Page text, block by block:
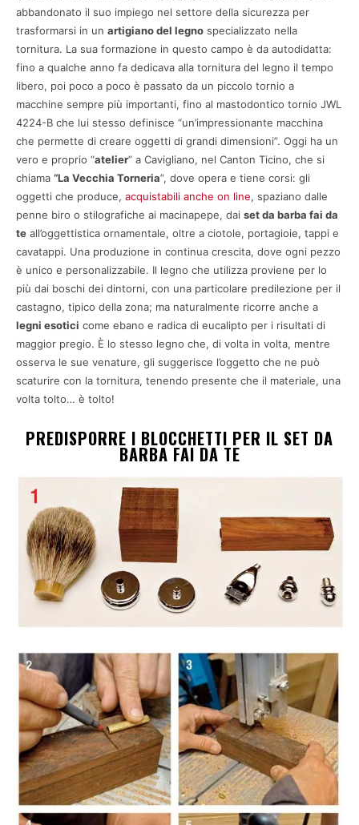
abbandonato il suo impiego nel settore della sicurezza per
trasformarsi in un artigiano del legno specializzato nella
tornitura. La sua formazione in questo campo è da autodidatta:
fino a qualche anno fa dedicava alla tornitura del legno il tempo
libero, poi poco a poco è passato da un piccolo tornio a
macchine sempre più importanti, fino al mastodontico tornio JWL
4224-B che lui stesso definisce “un’impressionante macchina
che permette di creare oggetti di grandi dimensioni”. Oggi ha un
vero e proprio “atelier” a Cavigliano, nel Canton Ticino, che si
chiama “La Vecchia Torneria”, dove opera e tiene corsi: gli
oggetti che produce, acquistabili anche on line, spaziano dalle
penne biro o stilografiche ai macinapepe, dai set da barba fai da
te all’oggettistica ornamentale, oltre a ciotole, portagioie, tappi e
cavatappi. Una produzione in continua crescita, dove ogni pezzo
è unico e personalizzabile. Il legno che utilizza proviene per lo
più dai boschi dei dintorni, con una particolare predilezione per il
castagno, tipico della zona; ma naturalmente ricorre anche a
legni esotici come ebano e radica di eucalipto per i risultati di
maggior pregio. È lo stesso legno che, di volta in volta, mentre
osserva le sue venature, gli suggerisce l’oggetto che ne può
scaturire con la tornitura, tenendo presente che il materiale, una
volta tolto… è tolto!
PREDISPORRE I BLOCCHETTI PER IL SET DA
BARBA FAI DA TE